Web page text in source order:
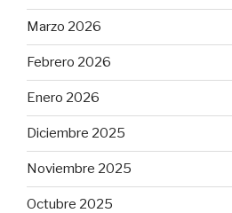
Marzo 2026
Febrero 2026
Enero 2026
Diciembre 2025
Noviembre 2025
Octubre 2025